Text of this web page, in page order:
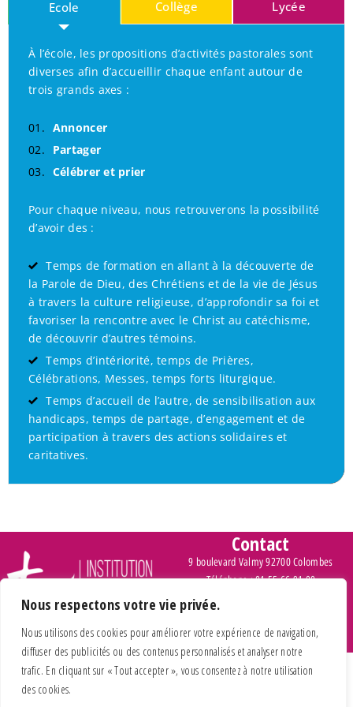
Nous respectons votre vie privée.
Nous utilisons des cookies pour améliorer votre expérience de navigation,
diffuser des publicités ou des contenus personnalisés et analyser notre
trafic. En cliquant sur « Tout accepter », vous consentez à notre utilisation
des cookies.
Ecole Collège Lycée
À l’école, les propositions d’activités pastorales sont
diverses afin d’accueillir chaque enfant autour de
trois grands axes :
Annoncer
Partager
Célébrer et prier
Pour chaque niveau, nous retrouverons la possibilité
d’avoir des :
Temps de formation en allant à la découverte de
la Parole de Dieu, des Chrétiens et de la vie de Jésus
à travers la culture religieuse, d’approfondir sa foi et
favoriser la rencontre avec le Christ au catéchisme,
de découvrir d’autres témoins.
Temps d’intériorité, temps de Prières,
Célébrations, Messes, temps forts liturgique.
Temps d’accueil de l’autre, de sensibilisation aux
handicaps, temps de partage, d’engagement et de
participation à travers des actions solidaires et
caritatives.
s’articulentautour de
Méditer, prier, célébrer
Servir
MEDITER-PRIER-CELEBRER : relation à Dieu
SERVIR : relation à l’autre
TEMPS FORTS :
Expérimenter
Partager
Comprendre
INTERIORITE sa dimension spirituelle
FORMATION : l’intelligence
FRATERNITE
SERVICE : le monde meilleur
MISSION : la Bonne nouvelle
Contact
9 boulevard Valmy 92700 Colombes
Téléphone : 01 55 66 91 00